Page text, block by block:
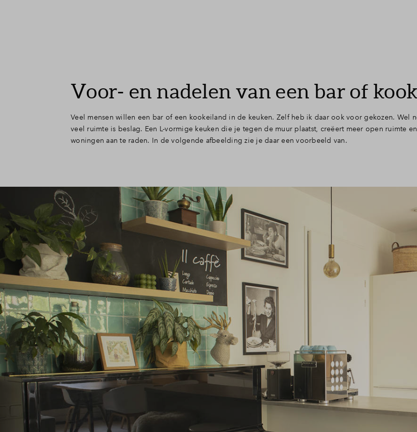
Voor- en nadelen van een bar of
Veel mensen willen een bar of een kookeiland in de keuken. Zelf heb ik daar ook voor gekozen. Wel
veel ruimte is beslag. Een L-vormige keuken die je tegen de muur plaatst, creëert meer open ruimte
woningen aan te raden. In de volgende afbeelding zie je daar een voorbeeld van.